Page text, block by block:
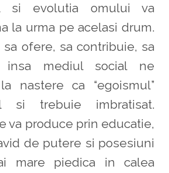
evolutia omului va
la urma pe acelasi drum.
ofere, sa contribuie, sa
insa mediul social ne
nastere ca “egoismul”
si trebuie imbratisat.
va produce prin educatie,
de putere si posesiuni
mare piedica in calea